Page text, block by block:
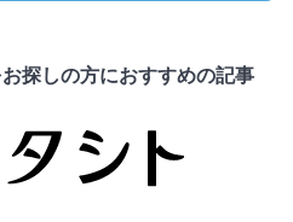
探しの方におすすめの記事